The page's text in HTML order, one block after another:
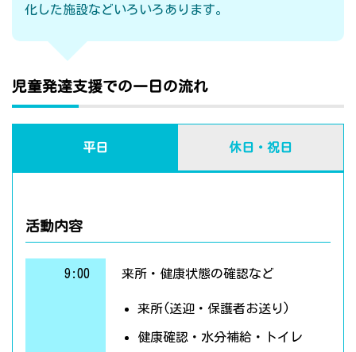
化した施設などいろいろあります。
児童発達支援での一日の流れ
平日 休日・祝日
活動内容
9:00 来所・健康状態の確認など
来所(送迎・保護者お送り)
健康確認・水分補給・トイレ